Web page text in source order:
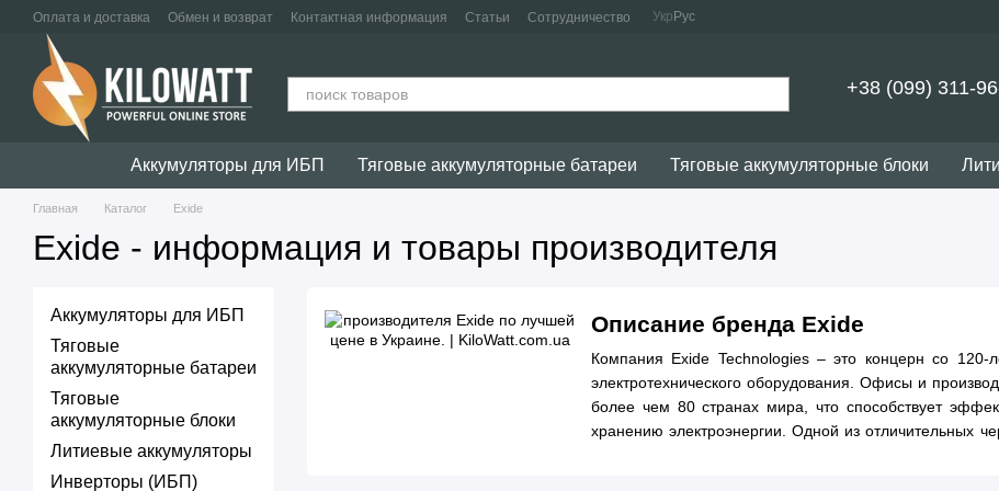
Перейти к основному контенту
Оплата и доставка Обмен и возврат Контактная информация Статьи Сотрудничество Укр Рус
+38 (099) 311-
Аккумуляторы для ИБП Тяговые аккумуляторные батареи Тяговые аккумуляторные блоки
Главная Каталог Exide
Exide - информация и товары производителя
Описание бренда Exide
Компания Exide Technologies – это концерн со 120-
электротехнического оборудования. Офисы и
более чем 80 странах мира, что способствует
хранению электроэнергии. Одной из отличительных
видение и адаптация к изменяющимся условиям
Аккумуляторы для ИБП
Тяговые
аккумуляторные батареи
Тяговые
аккумуляторные блоки
Литиевые аккумуляторы
Инверторы (ИБП)